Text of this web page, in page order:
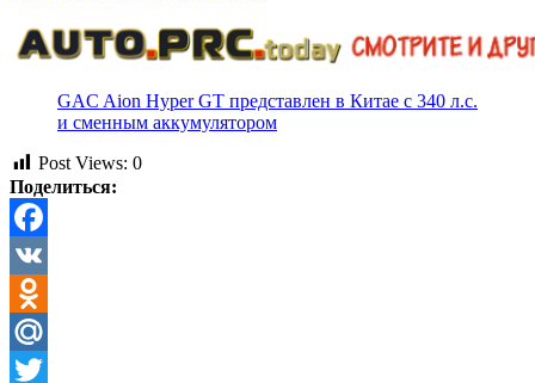
GAC Aion Hyper GT представлен в Китае с 340 л.с.
и сменным аккумулятором
Post Views: 0
Поделиться:
Facebook
VK
Odnoklassniki
Mail.Ru